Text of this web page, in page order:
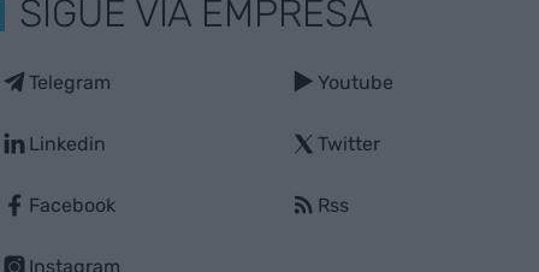
SIGUE VIA EMPRESA
Telegram
Linkedin
Facebook
Instagram
Youtube
Twitter
Rss